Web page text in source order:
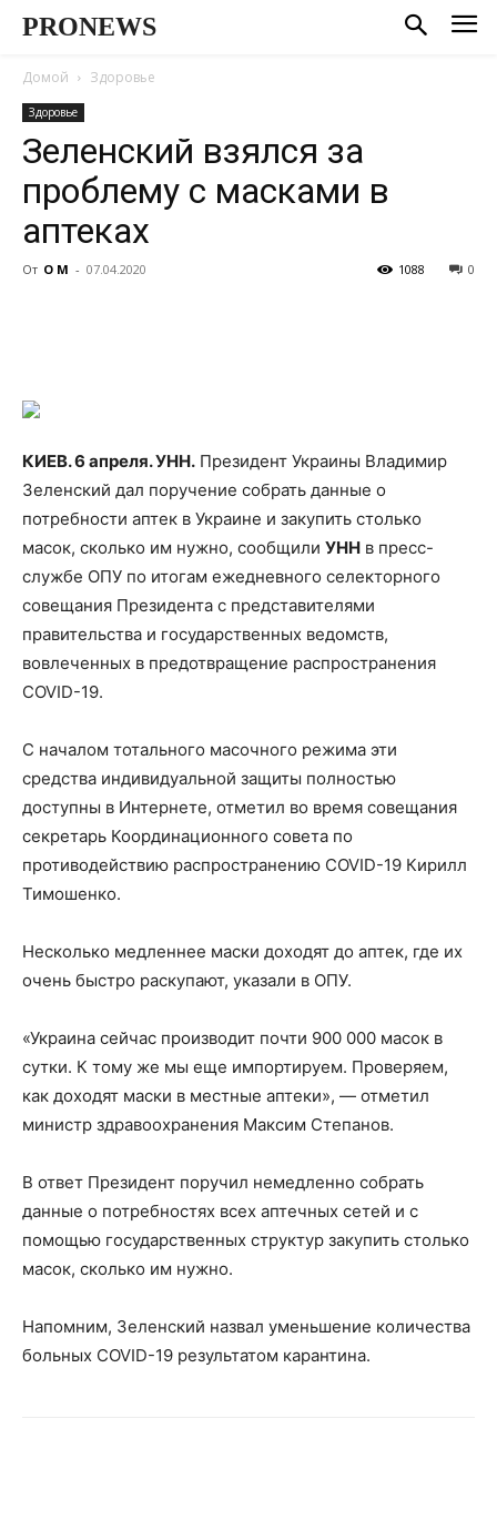
PRONEWS
Домой Здоровье
Здоровье
Зеленский взялся за
проблему с масками в
аптеках
От О М - 07.04.2020 0
1088
КИЕВ. 6 апреля. УНН. Президент Украины Владимир
Зеленский дал поручение собрать данные о
потребности аптек в Украине и закупить столько
масок, сколько им нужно, сообщили УНН в пресс-
службе ОПУ по итогам ежедневного селекторного
совещания Президента с представителями
правительства и государственных ведомств,
вовлеченных в предотвращение распространения
COVID-19.
С началом тотального масочного режима эти
средства индивидуальной защиты полностью
доступны в Интернете, отметил во время совещания
секретарь Координационного совета по
противодействию распространению COVID-19 Кирилл
Тимошенко.
Несколько медленнее маски доходят до аптек, где их
очень быстро раскупают, указали в ОПУ.
«Украина сейчас производит почти 900 000 масок в
сутки. К тому же мы еще импортируем. Проверяем,
как доходят маски в местные аптеки», — отметил
министр здравоохранения Максим Степанов.
В ответ Президент поручил немедленно собрать
данные о потребностях всех аптечных сетей и с
помощью государственных структур закупить столько
масок, сколько им нужно.
Напомним, Зеленский назвал уменьшение количества
больных COVID-19 результатом карантина.